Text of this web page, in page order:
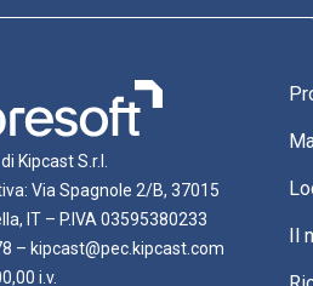
Kipcast S.r.l.
Via Spagnole 2/B, 37015
IT – P.IVA 03595380233
– kipcast@pec.kipcast.com
i.v.
Il